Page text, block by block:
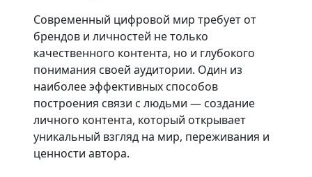
Современный цифровой мир требует от
брендов и личностей не только
качественного контента, но и глубокого
понимания своей аудитории. Один из
наиболее эффективных способов
построения связи с людьми — создание
личного контента, который открывает
уникальный взгляд на мир, переживания и
ценности автора.